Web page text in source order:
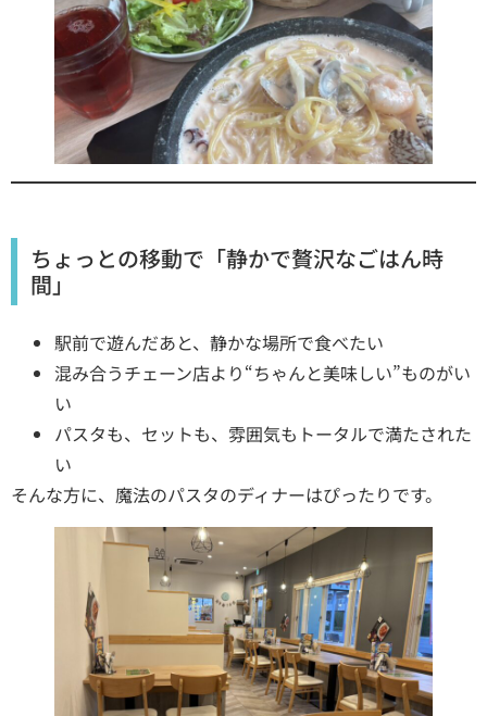
ちょっとの移動で「静かで贅沢なごはん時
間」
駅前で遊んだあと、静かな場所で食べたい
混み合うチェーン店より“ちゃんと美味しい”ものがい
い
パスタも、セットも、雰囲気もトータルで満たされた
い
そんな方に、魔法のパスタのディナーはぴったりです。